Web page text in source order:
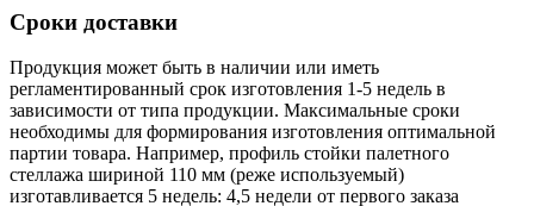
Сроки доставки
Продукция может быть в наличии или иметь
регламентированный срок изготовления 1-5 недель в
зависимости от типа продукции. Максимальные сроки
необходимы для формирования изготовления оптимальной
партии товара. Например, профиль стойки палетного
стеллажа шириной 110 мм (реже используемый)
изготавливается 5 недель: 4,5 недели от первого заказа